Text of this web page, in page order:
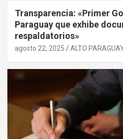
Transparencia: «Primer
Paraguay que exhibe
respaldatorios»
agosto 22, 2025 ALTO